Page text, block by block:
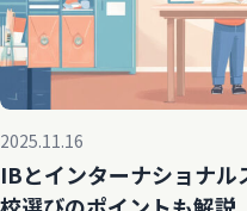
2025.11.16
IBとインターナショナ